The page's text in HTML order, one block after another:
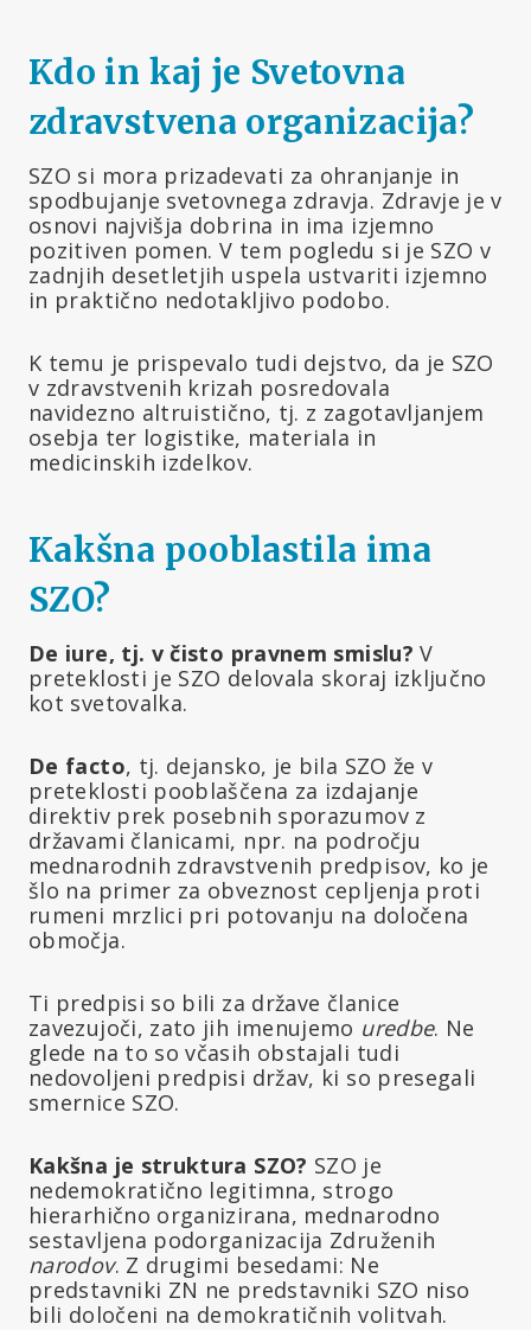
Kdo in kaj je Svetovna
zdravstvena organizacija?
SZO si mora prizadevati za ohranjanje in
spodbujanje svetovnega zdravja. Zdravje je v
osnovi najvišja dobrina in ima izjemno
pozitiven pomen. V tem pogledu si je SZO v
zadnjih desetletjih uspela ustvariti izjemno
in praktično nedotakljivo podobo.
K temu je prispevalo tudi dejstvo, da je SZO
v zdravstvenih krizah posredovala
navidezno altruistično, tj. z zagotavljanjem
osebja ter logistike, materiala in
medicinskih izdelkov.
Kakšna pooblastila ima
SZO?
De iure, tj. v čisto pravnem smislu? V
preteklosti je SZO delovala skoraj izključno
kot svetovalka.
De facto, tj. dejansko, je bila SZO že v
preteklosti pooblaščena za izdajanje
direktiv prek posebnih sporazumov z
državami članicami, npr. na področju
mednarodnih zdravstvenih predpisov, ko je
šlo na primer za obveznost cepljenja proti
rumeni mrzlici pri potovanju na določena
območja.
Ti predpisi so bili za države članice
zavezujoči, zato jih imenujemo uredbe. Ne
glede na to so včasih obstajali tudi
nedovoljeni predpisi držav, ki so presegali
smernice SZO.
Kakšna je struktura SZO? SZO je
nedemokratično legitimna, strogo
hierarhično organizirana, mednarodno
sestavljena podorganizacija Združenih
narodov. Z drugimi besedami: Ne
predstavniki ZN ne predstavniki SZO niso
bili določeni na demokratičnih volitvah.